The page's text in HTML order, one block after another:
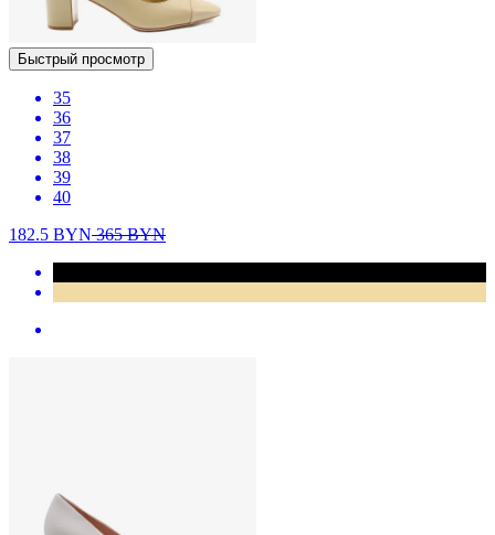
Быстрый просмотр
35
36
37
38
39
40
182.5 BYN365BYN